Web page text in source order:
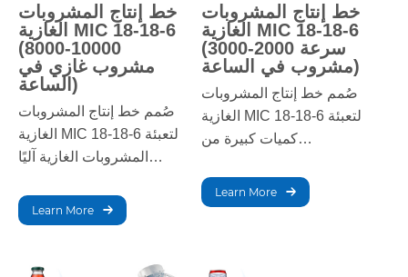
خط إنتاج المشروبات
الغازية MIC 18-18-6
(8000-10000
مشروب غازي في
الساعة)
صُمم خط إنتاج المشروبات
الغازية MIC 18-18-6 لتعبئة
المشروبات الغازية آليًا
والإغلاق والتوسيم، مما يوفر
حلولًا فعّالة لإنتاج
Learn More
خط إنتاج المشروبات
الغازية MIC 18-18-6
(سرعة 2000-3000
مشروب في الساعة)
صُمم خط إنتاج المشروبات
الغازية MIC 18-18-6 لتعبئة
كميات كبيرة من
يضمن دقة التعبئة والتغطية
ووضع العلامات، مما يضمن
Learn More